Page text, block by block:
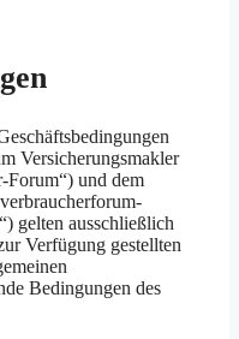
Versicherungsmakler
Forum“) und dem
gelten ausschließlich
Verfügung gestellten
Bedingungen des